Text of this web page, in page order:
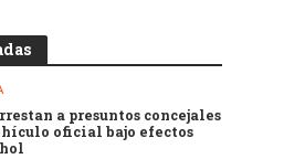
a presuntos concejales
oficial bajo efectos